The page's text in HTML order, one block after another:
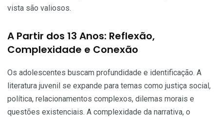
vista são valiosos.
A Partir dos 13 Anos: Reflexão,
Complexidade e Conexão
Os adolescentes buscam profundidade e identificação. A
literatura juvenil se expande para temas como justiça social,
política, relacionamentos complexos, dilemas morais e
questões existenciais. A complexidade da narrativa, o